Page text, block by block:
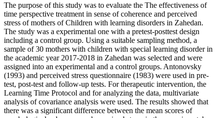
The purpose of this study was to evaluate the The effectiveness of
time perspective treatment in sense of coherence and perceived
stress of mothers of Children with learning disorders in Zahedan.
The study was a experimental one with a pretest-posttest design
including a control group. Using a suitable sampling method, a
sample of 30 mothers with children with special learning disorder in
the academic year 2017-2018 in Zahedan was selected and were
assigned into an experimental and a control groups. Antonovsky
(1993) and perceived stress questionnaire (1983) were used in pre-
test, post-test and follow-up tests. For therapeutic intervention, the
Learning Time Protocol and for analyzing the data, multivariate
analysis of covariance analysis were used. The results showed that
there was a significant difference between the mean scores of